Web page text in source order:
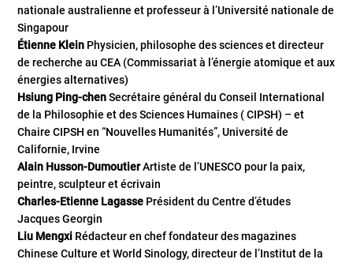
nationale australienne et professeur à l’Université nationale de
Singapour
Étienne Klein Physicien, philosophe des sciences et directeur
de recherche au CEA (Commissariat à l’énergie atomique et aux
énergies alternatives)
Hsiung Ping-chenSecrétaire général du Conseil International
de la Philosophie et des Sciences Humaines ( CIPSH) – et
Chaire CIPSH en “Nouvelles Humanités”, Université de
Californie, Irvine
Alain Husson-DumoutierArtiste de l’UNESCO pour la paix,
peintre, sculpteur et écrivain
Charles-Etienne Lagasse Président du Centre d’études
Jacques Georgin
Liu Mengxi Rédacteur en chef fondateur des magazines
Chinese Culture et World Sinology, directeur de l’Institut de la